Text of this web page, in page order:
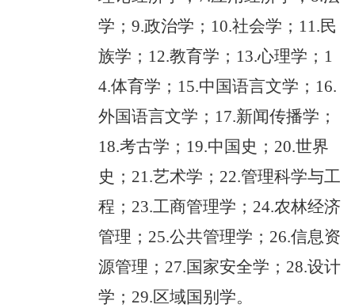
学；9.政治学；10.社会学；11.民
族学；12.教育学；13.心理学；1
4.体育学；15.中国语言文学；16.
外国语言文学；17.新闻传播学；
18.考古学；19.中国史；20.世界
史；21.艺术学；22.管理科学与工
程；23.工商管理学；24.农林经济
管理；25.公共管理学；26.信息资
源管理；27.国家安全学；28.设计
学；29.区域国别学。